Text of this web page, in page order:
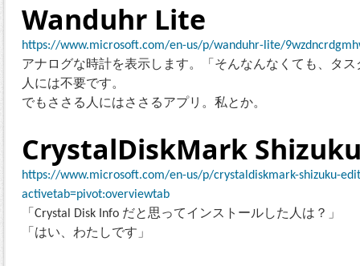
Wanduhr Lite
https://www.microsoft.com/en-us/p/wanduhr-lite/
アナログな時計を表示します。「そんなんなくても、タ
人には不要です。
でもささる人にはささるアプリ。私とか。
CrystalDiskMark
https://www.microsoft.com/en-us/p/crystaldiskmark-shizuku-
activetab=pivot:overviewtab
「Crystal Disk Info だと思ってインストールした人は？」
「はい、わたしです」